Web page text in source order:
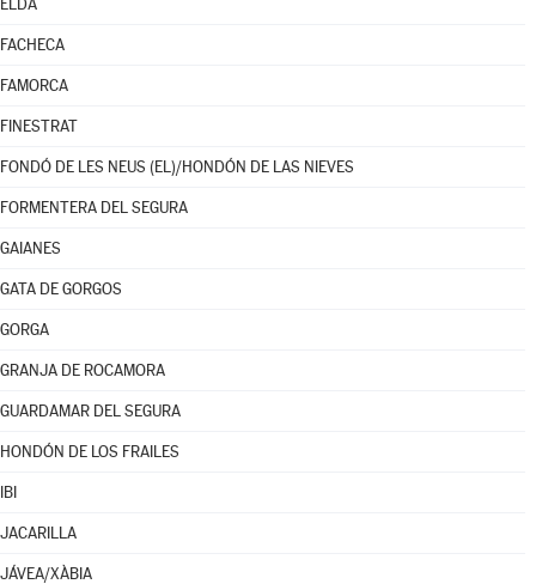
ELDA
FACHECA
FAMORCA
FINESTRAT
FONDÓ DE LES NEUS (EL)/HONDÓN DE LAS NIEVES
FORMENTERA DEL SEGURA
GAIANES
GATA DE GORGOS
GORGA
GRANJA DE ROCAMORA
GUARDAMAR DEL SEGURA
HONDÓN DE LOS FRAILES
IBI
JACARILLA
JÁVEA/XÀBIA